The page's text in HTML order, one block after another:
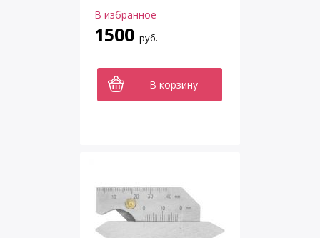
В избранное
1500 руб.
В корзину